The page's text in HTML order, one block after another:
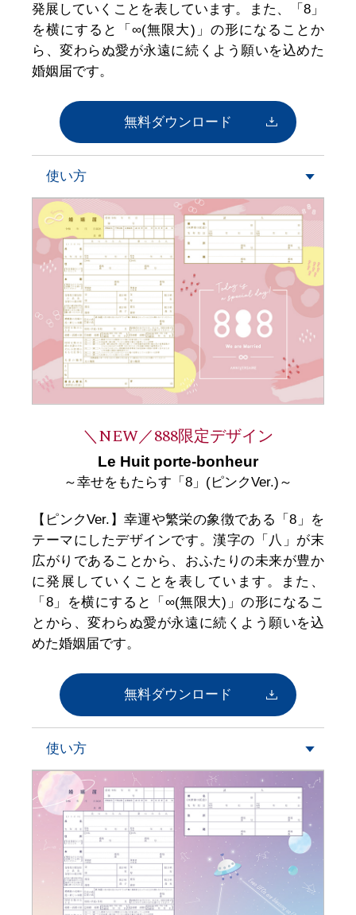
発展していくことを表しています。また、「8」
を横にすると「∞(無限大)」の形になることか
ら、変わらぬ愛が永遠に続くよう願いを込めた
婚姻届です。
無料ダウンロード
使い方
＼NEW／888限定デザイン
Le Huit porte-bonheur
～幸せをもたらす「8」(ピンクVer.)～
【ピンクVer.】幸運や繁栄の象徴である「8」を
テーマにしたデザインです。漢字の「八」が末
広がりであることから、おふたりの未来が豊か
に発展していくことを表しています。また、
「8」を横にすると「∞(無限大)」の形になるこ
とから、変わらぬ愛が永遠に続くよう願いを込
めた婚姻届です。
無料ダウンロード
使い方